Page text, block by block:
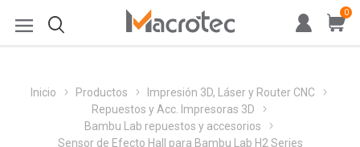
0
Inicio Productos
Impresión 3D, Láser y Router CNC
Repuestos y Acc. Impresoras 3D
Bambu Lab repuestos y accesorios
Sensor de Efecto Hall para Bambu Lab H2 Series